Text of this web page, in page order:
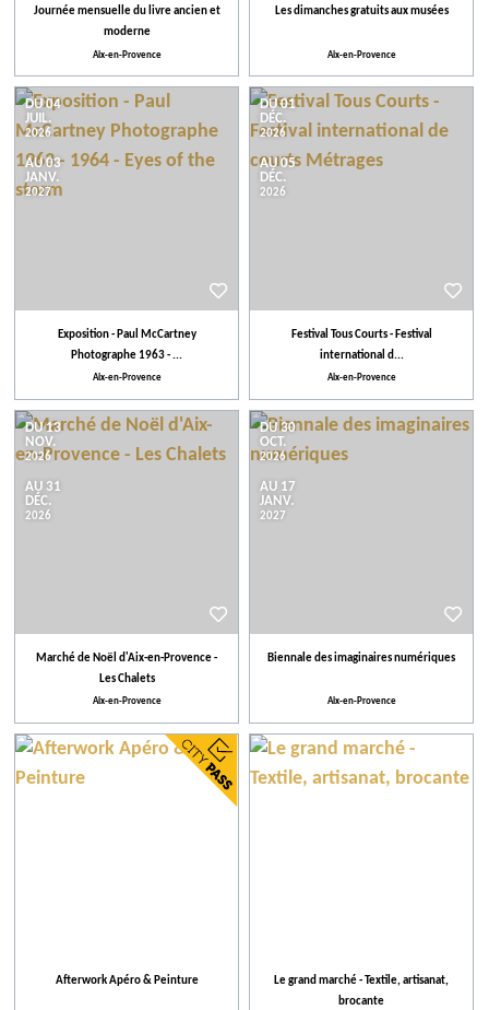
Journée mensuelle du livre ancien et
moderne
Aix-en-Provence
Les dimanches gratuits aux musées
Aix-en-Provence
DU 04
JUIL.
2026
AU 03
JANV.
2027
Exposition - Paul McCartney
Photographe 1963 - ...
Aix-en-Provence
DU 01
DÉC.
2026
AU 05
DÉC.
2026
Festival Tous Courts - Festival
international d...
Aix-en-Provence
DU 13
NOV.
2026
AU 31
DÉC.
2026
Marché de Noël d'Aix-en-Provence -
Les Chalets
Aix-en-Provence
DU 30
OCT.
2026
AU 17
JANV.
2027
Biennale des imaginaires numériques
Aix-en-Provence
Afterwork Apéro & Peinture
Le grand marché - Textile, artisanat,
brocante